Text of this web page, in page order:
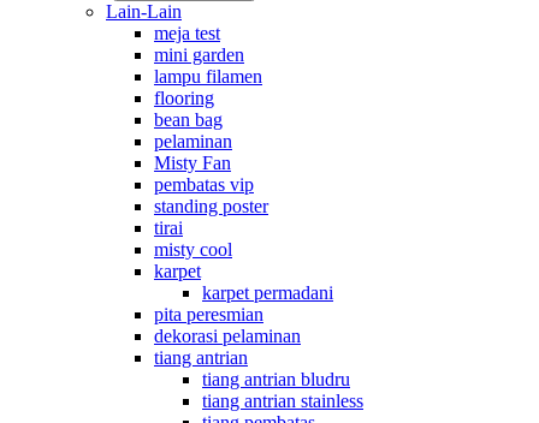
Lain-Lain
meja test
mini garden
lampu filamen
flooring
bean bag
pelaminan
Misty Fan
pembatas vip
standing poster
tirai
misty cool
karpet
karpet permadani
pita peresmian
dekorasi pelaminan
tiang antrian
tiang antrian bludru
tiang antrian stainless